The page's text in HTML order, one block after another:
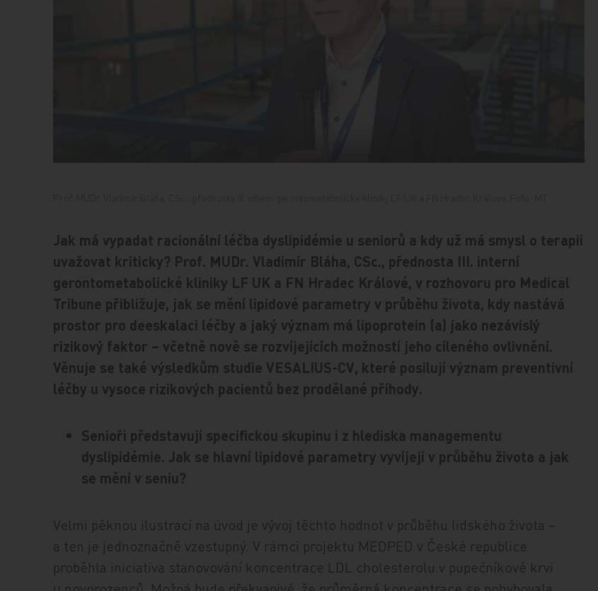
Jak má vypadat racionální léčba dyslipidémie u seniorů a kdy už má smysl o terapii
uvažovat kriticky? Prof. MUDr. Vladimír Bláha, CSc., přednosta III. interní
gerontometabolické kliniky LF UK a FN Hradec Králové, v rozhovoru pro Medical
Tribune přibližuje, jak se mění lipidové parametry v průběhu života, kdy nastává
prostor pro deeskalaci léčby a jaký význam má lipoprotein (a) jako nezávislý
rizikový faktor – včetně nově se rozvíjejících možností jeho cíleného ovlivnění.
Věnuje se také výsledkům studie VESALIUS-CV, které posilují význam preventivní
léčby u vysoce rizikových pacientů bez prodělané příhody.
Senioři představují specifickou skupinu i z hlediska managementu
dyslipidémie. Jak se hlavní lipidové parametry vyvíjejí v průběhu života a jak
se mění v seniu?
Velmi pěknou ilustrací na úvod je vývoj těchto hodnot v průběhu lidského života –
a ten je jednoznačně vzestupný. V rámci projektu MEDPED v České republice
proběhla iniciativa stanovování koncentrace LDL cholesterolu v pupečníkové krvi